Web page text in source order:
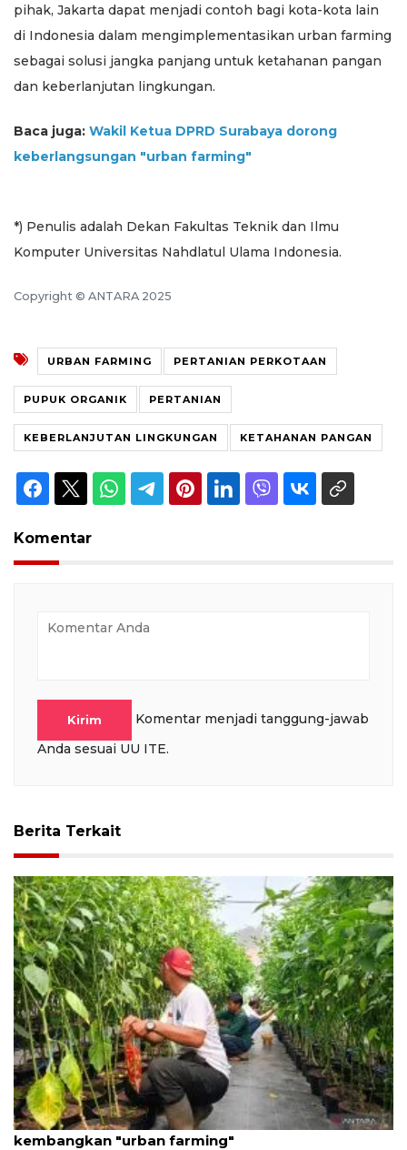
pihak, Jakarta dapat menjadi contoh bagi kota-kota lain
di Indonesia dalam mengimplementasikan urban farming
sebagai solusi jangka panjang untuk ketahanan pangan
dan keberlanjutan lingkungan.
Baca juga: Wakil Ketua DPRD Surabaya dorong
keberlangsungan "urban farming"
*) Penulis adalah Dekan Fakultas Teknik dan Ilmu
Komputer Universitas Nahdlatul Ulama Indonesia.
Copyright © ANTARA 2025
URBAN FARMING PERTANIAN PERKOTAAN
PUPUK ORGANIK PERTANIAN
KEBERLANJUTAN LINGKUNGAN KETAHANAN PANGAN
Komentar
Kirim
Komentar menjadi tanggung-jawab
Anda sesuai UU ITE.
Berita Terkait
Jaktim siap gandeng pelaku tawuran untuk
kembangkan "urban farming"